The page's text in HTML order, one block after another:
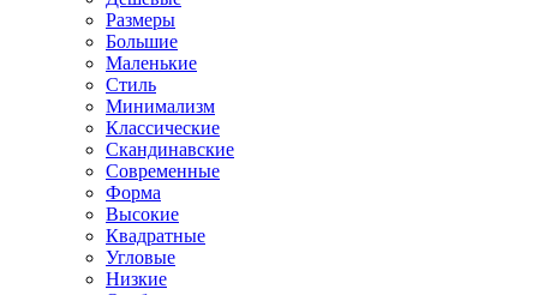
Размеры
Большие
Маленькие
Стиль
Минимализм
Классические
Скандинавские
Современные
Форма
Высокие
Квадратные
Угловые
Низкие